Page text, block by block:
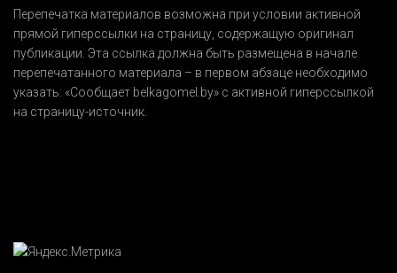
Перепечатка материалов возможна при условии активной
прямой гиперссылки на страницу, содержащую оригинал
публикации. Эта ссылка должна быть размещена в начале
перепечатанного материала – в первом абзаце необходимо
указать: «Сообщает belkagomel.by» с активной гиперссылкой
на страницу-источник.